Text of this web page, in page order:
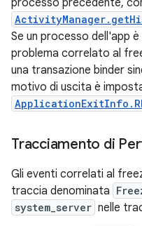
processo precedente,
Se un processo dell'app
problema correlato al
una transazione binder
motivo di uscita è
Tracciamento di
Gli eventi correlati al
traccia denominata
system_server nelle